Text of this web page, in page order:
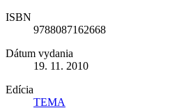
ISBN
9788087162668
Dátum vydania
19. 11. 2010
Edícia
TEMA